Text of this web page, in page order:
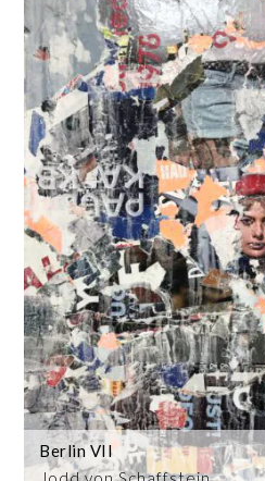
Berlin VII